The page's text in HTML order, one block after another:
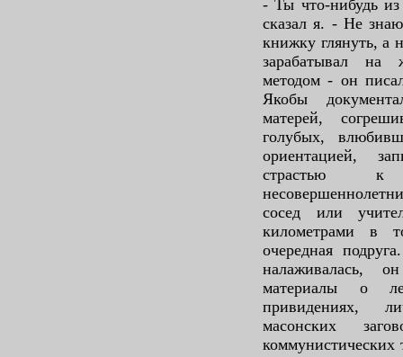
- Ты что-нибудь
сказал я. - Не
книжку глянуть, а
зарабатывал на
методом - он
Якобы
матерей,
голубых,
ориентацией,
страстью к
сосед или
километрами в
очередная
налаживалась,
материалы о
привидениях,
масонских